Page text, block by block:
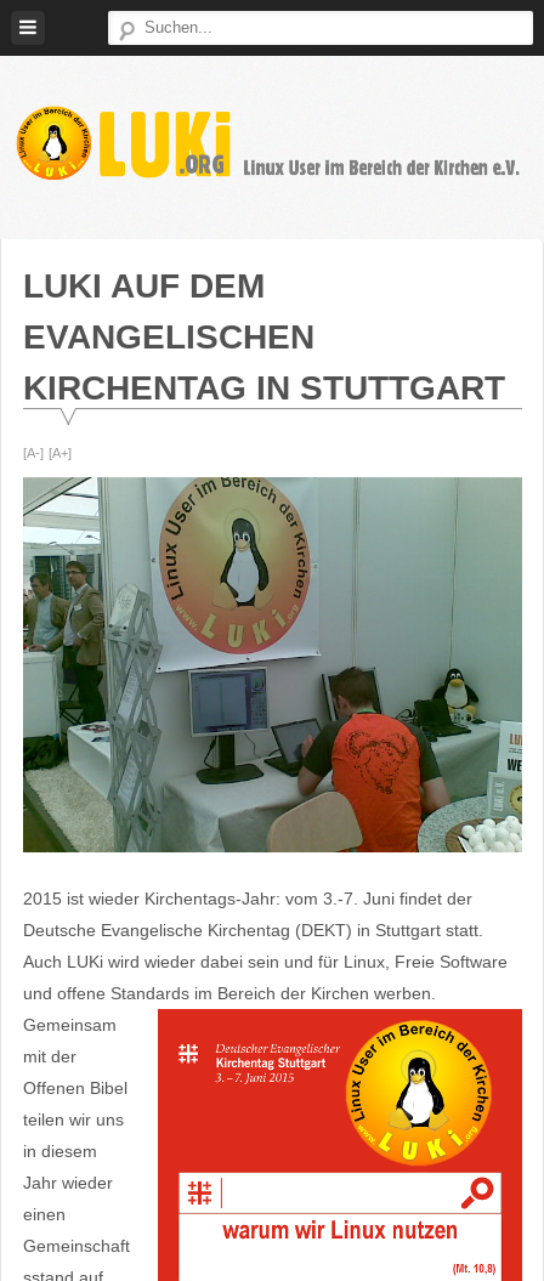
Bereich
der
LUKI AUF DEM
EVANGELISCHEN
KIRCHENTAG IN STUTTGART
[A-] [A+]
2015 ist wieder Kirchentags-Jahr: vom 3.-7. Juni findet der
Deutsche Evangelische Kirchentag (DEKT) in Stuttgart statt.
Auch LUKi wird wieder dabei sein und für Linux, Freie Software
und offene Standards im Bereich der Kirchen werben.
Gemeinsam
mit der
Offenen Bibel
teilen wir uns
in diesem
Jahr wieder
einen
Gemeinschaft